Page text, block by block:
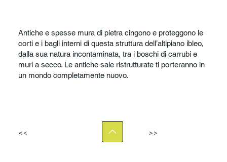
Antiche e spesse mura di pietra cingono e proteggono le
corti e i bagli interni di questa struttura dell’altipiano ibleo,
dalla sua natura incontaminata, tra i boschi di carrubi e
muri a secco. Le antiche sale ristrutturate ti porteranno in
un mondo completamente nuovo.
<< >>